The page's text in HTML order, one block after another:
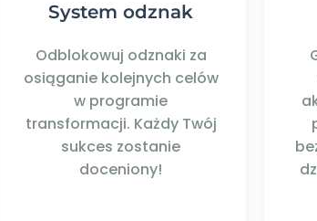
System odznak
Odblokowuj odznaki za
osiąganie kolejnych celów
w programie
transformacji. Każdy Twój
sukces zostanie
doceniony!